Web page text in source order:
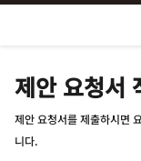
Skip To Content
제안 요청서
제안 요청서를 제출하시면
니다.